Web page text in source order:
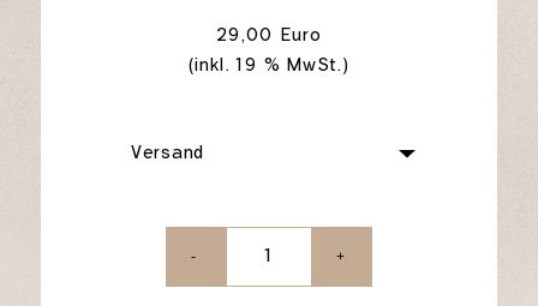
29,00 Euro
(inkl. 19 % MwSt.)
- +